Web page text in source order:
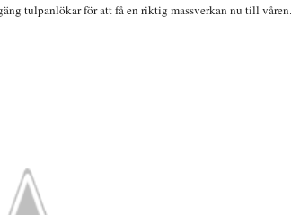
tulpanlökar för att få en riktig massverkan nu till